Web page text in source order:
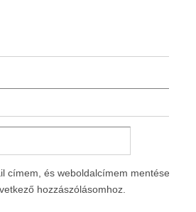
címem, és weboldalcímem mentése a
hozzászólásomhoz.